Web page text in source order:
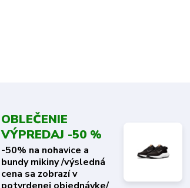
OBLEČENIE
VÝPREDAJ -50 %
-50% na nohavice a
bundy mikiny /výsledná
cena sa zobrazí v